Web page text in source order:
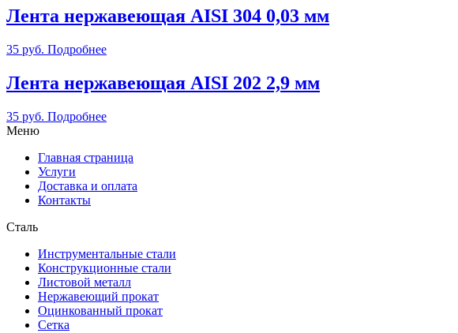
Лента нержавеющая AISI 304 0,03 мм
35 руб. Подробнее
Лента нержавеющая AISI 202 2,9 мм
35 руб. Подробнее
Меню
Главная страница
Услуги
Доставка и оплата
Контакты
Сталь
Инструментальные стали
Конструкционные стали
Листовой металл
Нержавеющий прокат
Оцинкованный прокат
Сетка